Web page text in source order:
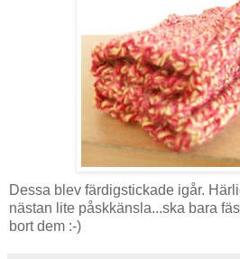
Dessa blev färdigstickade igår.
nästan lite påskkänsla...ska bara
bort dem :-)